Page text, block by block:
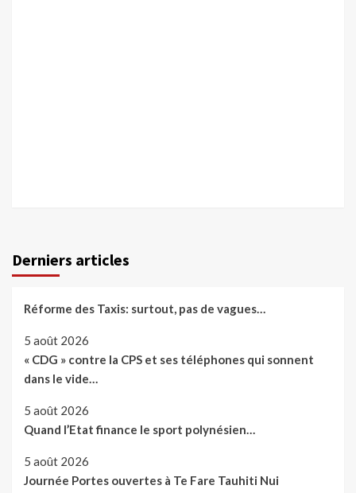
Derniers articles
Réforme des Taxis: surtout, pas de vagues…
5 août 2026
« CDG » contre la CPS et ses téléphones qui sonnent
dans le vide…
5 août 2026
Quand l’Etat finance le sport polynésien…
5 août 2026
Journée Portes ouvertes à Te Fare Tauhiti Nui